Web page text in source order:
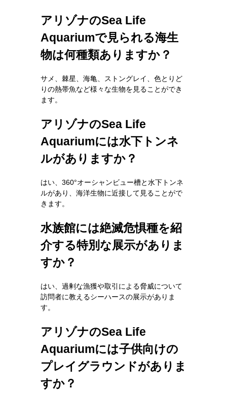
アリゾナのSea Life
Aquariumで見られる海生
物は何種類ありますか？
サメ、棘星、海亀、ストングレイ、色とりど
りの熱帯魚など様々な生物を見ることができ
ます。
アリゾナのSea Life
Aquariumには水下トンネ
ルがありますか？
はい、360°オーシャンビュー槽と水下トンネ
ルがあり、海洋生物に近接して見ることがで
きます。
水族館には絶滅危惧種を紹
介する特別な展示がありま
すか？
はい、過剰な漁獲や取引による脅威について
訪問者に教えるシーハースの展示がありま
す。
アリゾナのSea Life
Aquariumには子供向けの
プレイグラウンドがありま
すか？